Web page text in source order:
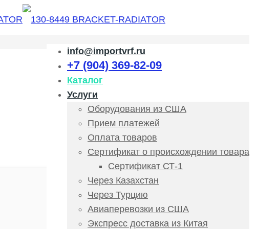
info@importvrf.ru
+7 (904) 369-82-09
Каталог
Услуги
Оборудования из США
Прием платежей
Оплата товаров
Сертификат о происхождении товара
Сертификат СТ-1
Через Казахстан
Через Турцию
Авиаперевозки из США
Экспресс доставка из Китая